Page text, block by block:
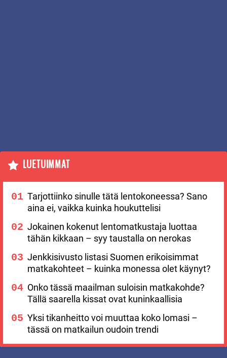
LUETUIMMAT
Tarjottiinko sinulle tätä lentokoneessa? Sano
aina ei, vaikka kuinka houkuttelisi
Jokainen kokenut lentomatkustaja luottaa
tähän kikkaan – syy taustalla on nerokas
Jenkkisivusto listasi Suomen erikoisimmat
matkakohteet – kuinka monessa olet käynyt?
Onko tässä maailman suloisin matkakohde?
Tällä saarella kissat ovat kuninkaallisia
Yksi tikanheitto voi muuttaa koko lomasi –
tässä on matkailun oudoin trendi